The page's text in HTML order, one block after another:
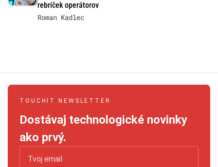
rebríček operátorov
Roman Kadlec
TOUCHIT NEWSLETTER
Dostávaj technologické novinky
ako prvý.